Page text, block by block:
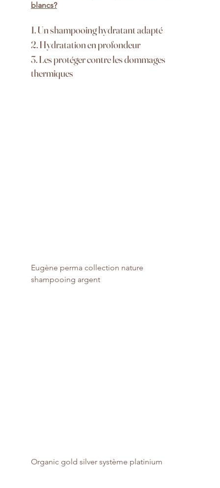
blancs?
1. Un shampooing hydratant adapté
2. Hydratation en profondeur
3. Les protéger contre les dommages
thermiques
Eugène perma collection nature
shampooing argent
Organic gold silver système platinium